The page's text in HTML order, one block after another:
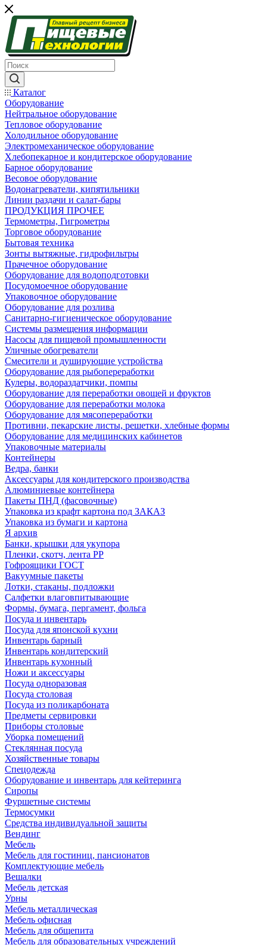
Каталог
Оборудование
Нейтральное оборудование
Тепловое оборудование
Холодильное оборудование
Электромеханическое оборудование
Хлебопекарное и кондитерское оборудование
Барное оборудование
Весовое оборудование
Водонагреватели, кипятильники
Линии раздачи и салат-бары
ПРОДУКЦИЯ ПРОЧЕЕ
Термометры, Гигрометры
Торговое оборудование
Бытовая техника
Зонты вытяжные, гидрофильтры
Прачечное оборудование
Оборудование для водоподготовки
Посудомоечное оборудование
Упаковочное оборудование
Оборудование для розлива
Санитарно-гигиеническое оборудование
Системы размещения информации
Насосы для пищевой промышленности
Уличные обогреватели
Смесители и душирующие устройства
Оборудование для рыбопереработки
Кулеры, водораздатчики, помпы
Оборудование для переработки овощей и фруктов
Оборудование для переработки молока
Оборудование для мясопереработки
Противни, пекарские листы, решетки, хлебные формы
Оборудование для медицинских кабинетов
Упаковочные материалы
Контейнеры
Ведра, банки
Аксессуары для кондитерского производства
Алюминиевые контейнера
Пакеты ПНД (фасовочные)
Упаковка из крафт картона под ЗАКАЗ
Упаковка из бумаги и картона
Я архив
Банки, крышки для укупора
Пленки, скотч, лента РР
Гофроящики ГОСТ
Вакуумные пакеты
Лотки, стаканы, подложки
Салфетки влаговпитывающие
Формы, бумага, пергамент, фольга
Посуда и инвентарь
Посуда для японской кухни
Инвентарь барный
Инвентарь кондитерский
Инвентарь кухонный
Ножи и аксессуары
Посуда одноразовая
Посуда столовая
Посуда из поликарбоната
Предметы сервировки
Приборы столовые
Уборка помещений
Стеклянная посуда
Хозяйственные товары
Спецодежда
Оборудование и инвентарь для кейтеринга
Сиропы
Фуршетные системы
Термосумки
Средства индивидуальной защиты
Вендинг
Мебель
Мебель для гостиниц, пансионатов
Комплектующие мебель
Вешалки
Мебель детская
Урны
Мебель металлическая
Мебель офисная
Мебель для общепита
Мебель для образовательных учреждений